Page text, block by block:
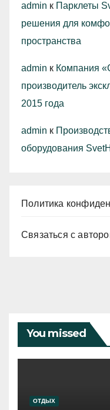
admin к Парклеты
решения для
пространства
admin к Компания
производитель
2015 года
admin к
оборудования
Политика
Связаться с
You missed
ОТДЫХ